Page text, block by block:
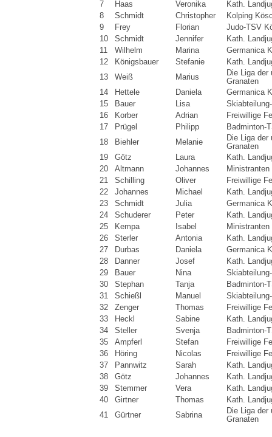
7 Haas Veronika
Kath.
8
Schmidt Christopher
Kolping
9
Frey Florian
Judo-TSV
10
Schmidt Jennifer
Kath.
11
Wilhelm Marina
Germanica
12
Königsbauer Stefanie
Kath.
13
Weiß Marius
Die Liga der
Granaten
14
Hettele Daniela
Germanica
15
Bauer Lisa
16
Korber Adrian
Freiwillige
17
Prügel Philipp
Badminton-
18
Biehler Melanie
Die Liga der
Granaten
19
Götz Laura
Kath.
20
Altmann Johannes
21
Schilling Oliver
Freiwillige
22
Johannes Michael
Kath.
23
Schmidt Julia
Germanica
24
Schuderer Peter
Kath.
25
Kempa Isabel
26
Sterler Antonia
Kath.
27
Durbas Daniela
Germanica
28
Danner Josef
Kath.
29
Bauer Nina
30
Stephan Tanja
Badminton-
31
Schießl Manuel
32
Zenger Thomas
Freiwillige
33
Heckl Sabine
Kath.
34
Steller Svenja
Badminton-
35
Ampferl Stefan
Freiwillige
36
Höring Nicolas
Freiwillige
37
Pannwitz Sarah
Kath.
38
Götz Johannes
Kath.
39
Stemmer Vera
Kath.
40
Girtner Thomas
Kath.
41
Gürtner Sabrina
Die Liga der
Granaten